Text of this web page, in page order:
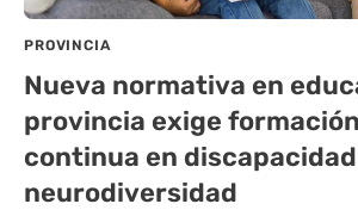
PROVINCIA
Nueva normativa en
provincia exige
continua en
neurodiversidad